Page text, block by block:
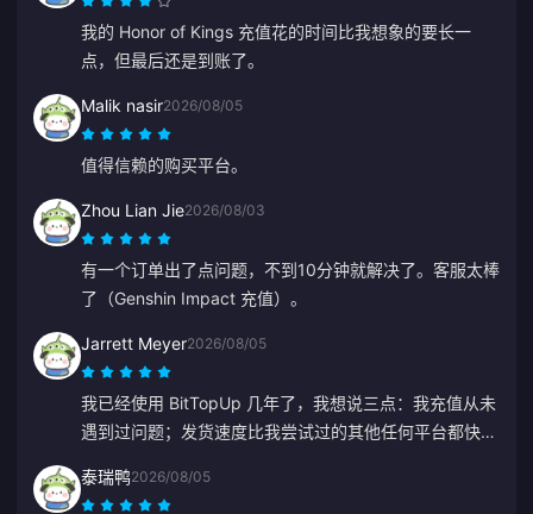
我的 Honor of Kings 充值花的时间比我想象的要长一
点，但最后还是到账了。
Malik nasir2026/08/05
值得信赖的购买平台。
Zhou Lian Jie2026/08/03
有一个订单出了点问题，不到10分钟就解决了。客服太棒
了（Genshin Impact 充值）。
Jarrett Meyer2026/08/05
我已经使用 BitTopUp 几年了，我想说三点：我充值从未
遇到过问题；发货速度比我尝试过的其他任何平台都快；
松。
泰瑞鸭2026/08/05